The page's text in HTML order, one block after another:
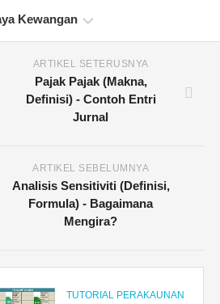
Kewangan
ARTIKEL SETERUSNYA
Pajak Pajak (Makna,
Definisi) - Contoh Entri
Jurnal
ARTIKEL SEBELUMNYA
Analisis Sensitiviti (Definisi,
Formula) - Bagaimana
Mengira?
TUTORIAL PERAKAUNAN